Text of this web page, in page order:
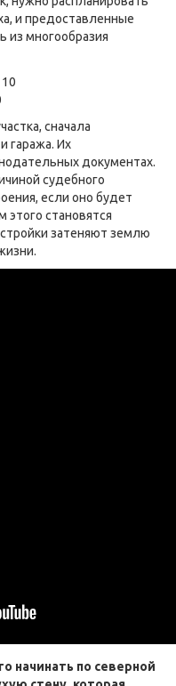
и предоставленные
из многообразия
сначала
гаража. Их
документах.
судебного
если оно будет
этого становятся
затеняют землю
начинать по северной